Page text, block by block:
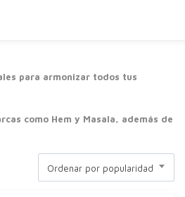
para armonizar todos tus
como Hem y Masala, además de
Ordenar por popularidad